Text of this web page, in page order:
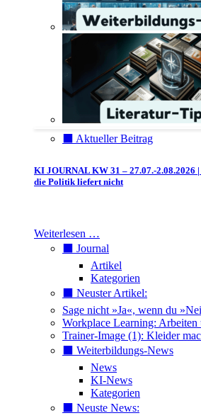
⬛️ Aktueller Beitrag
KI JOURNAL KW 31 – 27.07.-
die Politik liefert nicht
Weiterlesen …
⬛️ Journal
Artikel
Kategorien
⬛️ Neuster Artikel:
Sage nicht »Ja«, wenn du
Workplace Learning: Arbeiten
Trainer-Image (1): Kleider
⬛️ Weiterbildungs-News
News
KI-News
Kategorien
⬛️ Neuste News: